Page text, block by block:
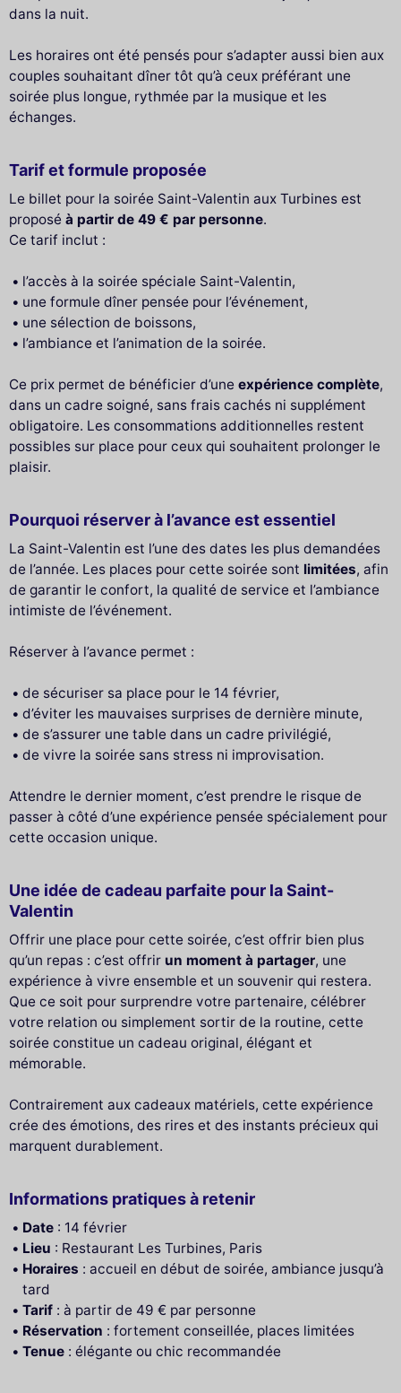
dans la nuit.
Les horaires ont été pensés pour s’adapter aussi bien aux
couples souhaitant dîner tôt qu’à ceux préférant une
soirée plus longue, rythmée par la musique et les
échanges.
Tarif et formule proposée
Le billet pour la soirée Saint-Valentin aux Turbines est
proposé à partir de 49 € par personne.
Ce tarif inclut :
l’accès à la soirée spéciale Saint-Valentin,
une formule dîner pensée pour l’événement,
une sélection de boissons,
l’ambiance et l’animation de la soirée.
Ce prix permet de bénéficier d’une expérience complète,
dans un cadre soigné, sans frais cachés ni supplément
obligatoire. Les consommations additionnelles restent
possibles sur place pour ceux qui souhaitent prolonger le
plaisir.
Pourquoi réserver à l’avance est essentiel
La Saint-Valentin est l’une des dates les plus demandées
de l’année. Les places pour cette soirée sont limitées, afin
de garantir le confort, la qualité de service et l’ambiance
intimiste de l’événement.
Réserver à l’avance permet :
de sécuriser sa place pour le 14 février,
d’éviter les mauvaises surprises de dernière minute,
de s’assurer une table dans un cadre privilégié,
de vivre la soirée sans stress ni improvisation.
Attendre le dernier moment, c’est prendre le risque de
passer à côté d’une expérience pensée spécialement pour
cette occasion unique.
Une idée de cadeau parfaite pour la Saint-
Valentin
Offrir une place pour cette soirée, c’est offrir bien plus
qu’un repas : c’est offrir un moment à partager, une
expérience à vivre ensemble et un souvenir qui restera.
Que ce soit pour surprendre votre partenaire, célébrer
votre relation ou simplement sortir de la routine, cette
soirée constitue un cadeau original, élégant et
mémorable.
Contrairement aux cadeaux matériels, cette expérience
crée des émotions, des rires et des instants précieux qui
marquent durablement.
Informations pratiques à retenir
Date : 14 février
Lieu : Restaurant Les Turbines, Paris
Horaires : accueil en début de soirée, ambiance jusqu’à
tard
Tarif : à partir de 49 € par personne
Réservation : fortement conseillée, places limitées
Tenue : élégante ou chic recommandée